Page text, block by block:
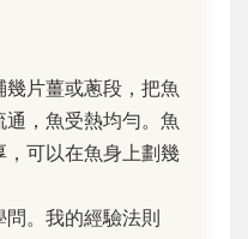
幾片薑或蔥段，把魚
，魚受熱均勻。魚
可以在魚身上劃幾
問。我的經驗法則